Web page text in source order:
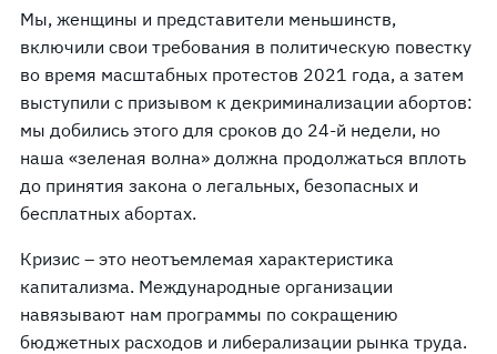
Мы, женщины и представители меньшинств,
включили свои требования в политическую повестку
во время масштабных протестов 2021 года, а затем
выступили с призывом к декриминализации абортов:
мы добились этого для сроков до 24-й недели, но
наша «зеленая волна» должна продолжаться вплоть
до принятия закона о легальных, безопасных и
бесплатных абортах.
Кризис – это неотъемлемая характеристика
капитализма. Международные организации
навязывают нам программы по сокращению
бюджетных расходов и либерализации рынка труда.